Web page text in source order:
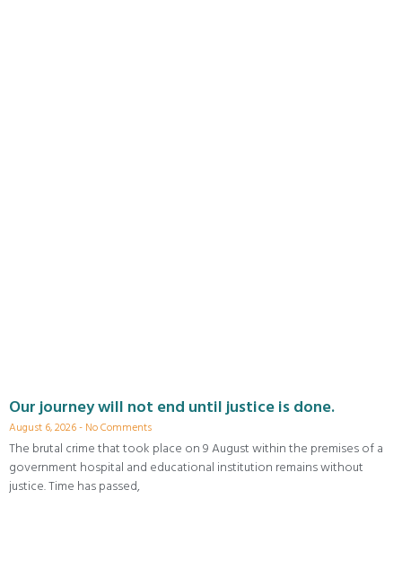
Our journey will not end until justice is done.
August 6, 2026 No Comments
The brutal crime that took place on 9 August within the premises of a
government hospital and educational institution remains without
justice. Time has passed,